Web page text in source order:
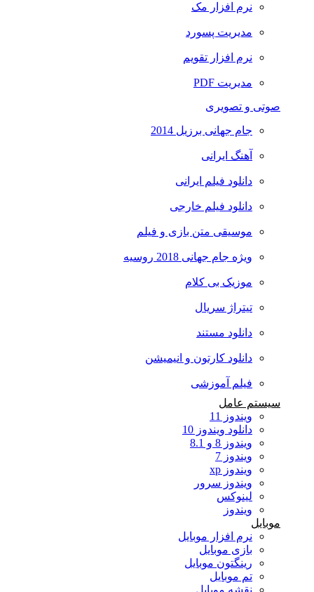
نرم افزار مک
مدیریت پسورد
نرم افزار تقویم
مدیریت PDF
صوتی و تصویری
جام جهانی برزیل 2014
آهنگ ایرانی
دانلود فیلم ایرانی
دانلود فیلم خارجی
موسیقی متن بازی و فیلم
ویژه جام جهانی 2018 روسیه
موزیک بی کلام
تیتراژ سریال
دانلود مستند
دانلود کارتون و انیمیشن
فیلم آموزشی
سیستم عامل
ویندوز 11
دانلود ویندوز 10
ویندوز 8 و 8.1
ویندوز 7
ویندوز xp
ویندوز سرور
لینوکس
ویندوز
موبایل
نرم افزار موبایل
بازی موبایل
رینگتون موبایل
تم موبایل
نقشه موبایل